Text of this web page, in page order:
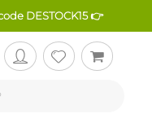
DESTOCK15 👉